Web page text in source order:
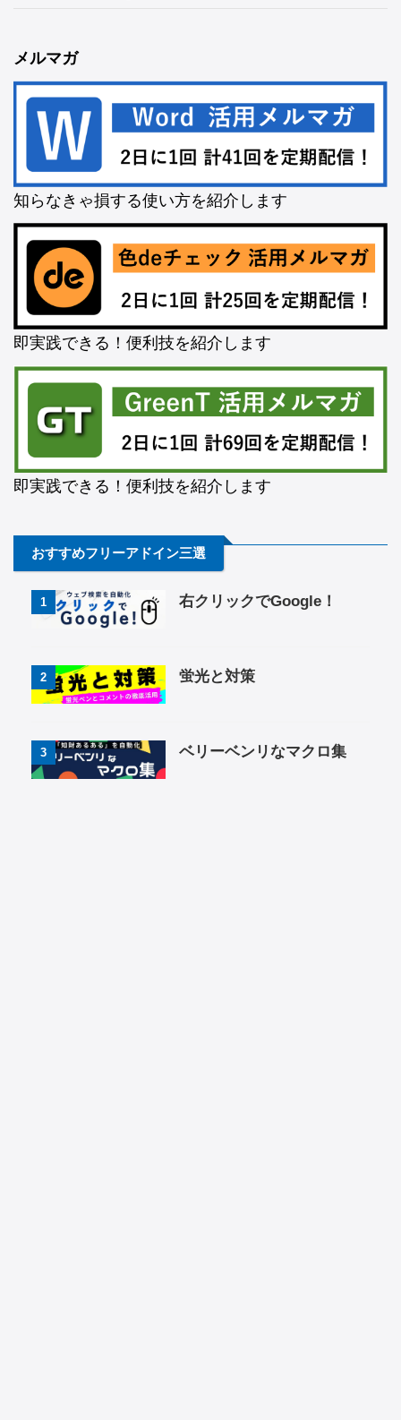
メルマガ
知らなきゃ損する使い方を紹介します
即実践できる！便利技を紹介します
即実践できる！便利技を紹介します
おすすめフリーアドイン三選
1 右クリックでGoogle！
2 蛍光と対策
3 ベリーベンリなマクロ集